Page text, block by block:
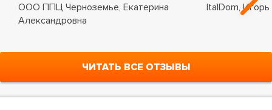
ООО ППЦ Черноземье, Екатерина
Александровна
ItalDom, Игорь
ЧИТАТЬ ВСЕ ОТЗЫВЫ